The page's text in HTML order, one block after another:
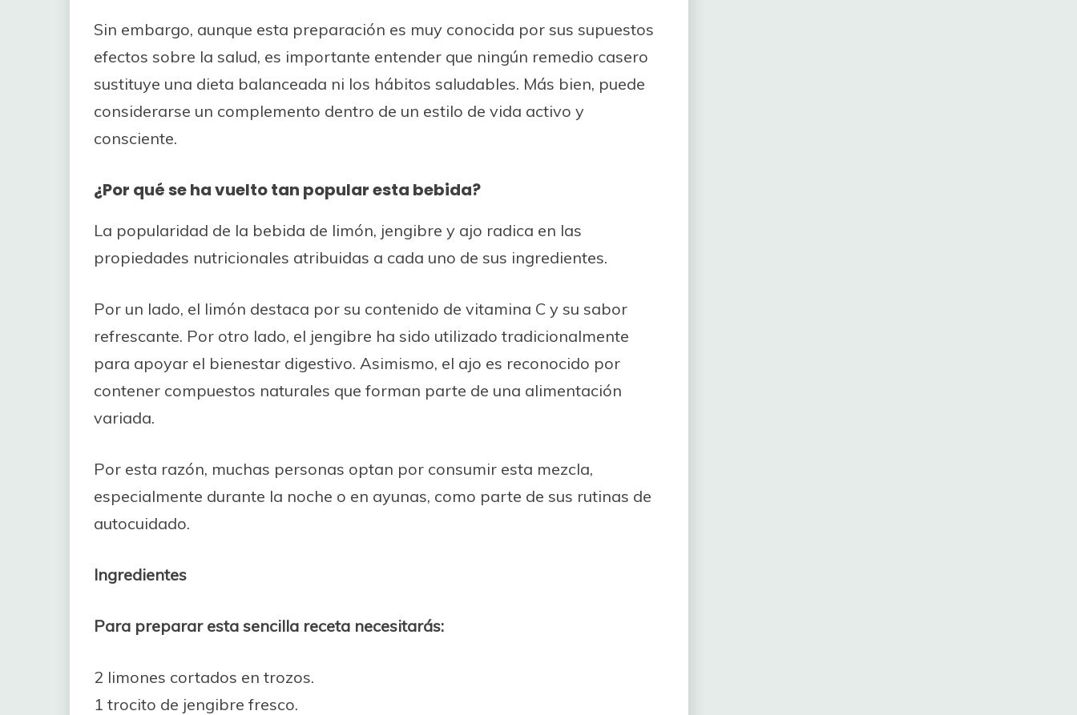
Sin embargo, aunque esta preparación es muy conocida por sus supuestos
efectos sobre la salud, es importante entender que ningún remedio casero
sustituye una dieta balanceada ni los hábitos saludables. Más bien, puede
considerarse un complemento dentro de un estilo de vida activo y
consciente.
¿Por qué se ha vuelto tan popular esta bebida?
La popularidad de la bebida de limón, jengibre y ajo radica en las
propiedades nutricionales atribuidas a cada uno de sus ingredientes.
Por un lado, el limón destaca por su contenido de vitamina C y su sabor
refrescante. Por otro lado, el jengibre ha sido utilizado tradicionalmente
para apoyar el bienestar digestivo. Asimismo, el ajo es reconocido por
contener compuestos naturales que forman parte de una alimentación
variada.
Por esta razón, muchas personas optan por consumir esta mezcla,
especialmente durante la noche o en ayunas, como parte de sus rutinas de
autocuidado.
Ingredientes
Para preparar esta sencilla receta necesitarás:
2 limones cortados en trozos.
1 trocito de jengibre fresco.